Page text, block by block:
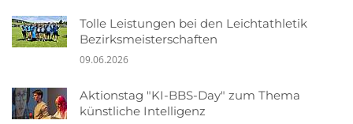
Tolle Leistungen bei den Leichtathletik
Bezirksmeisterschaften
09.06.2026
Aktionstag "KI-BBS-Day" zum Thema
künstliche Intelligenz